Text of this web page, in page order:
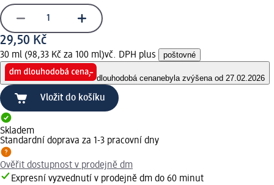
29,50 Kč
30 ml (98,33 Kč za 100 ml)vč. DPH plus poštovné
dlouhodobá cenanebyla zvýšena od 27.02.2026
Vložit do košíku
Skladem
Standardní doprava za 1-3 pracovní dny
Ověřit dostupnost v prodejně dm
Expresní vyzvednutí v prodejně dm do 60 minut